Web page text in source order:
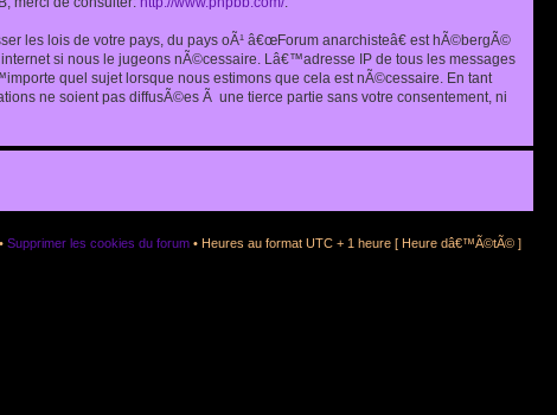
les lois de votre pays, du pays oÃ¹ â€œForum anarchisteâ€ est hÃ©bergÃ©
si nous le jugeons nÃ©cessaire. Lâ€™adresse IP de tous les messages
quel sujet lorsque nous estimons que cela est nÃ©cessaire. En tant
ne soient pas diffusÃ©es Ã une tierce partie sans votre consentement, ni
• Supprimer les cookies du forum • Heures au format UTC + 1 heure [ Heure dâ€™Ã©tÃ© ]